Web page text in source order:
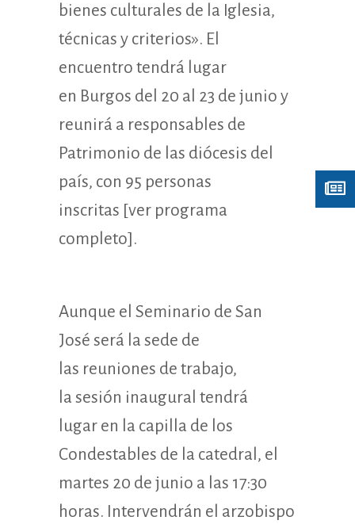
bienes culturales de la Iglesia,
técnicas y criterios». El
encuentro tendrá lugar
en Burgos del 20 al 23 de junio y
reunirá a responsables de
Patrimonio de las diócesis del
país, con 95 personas
inscritas [ver programa
completo] .
Aunque el Seminario de San
José será la sede de
las reuniones de trabajo,
la sesión inaugural tendrá
lugar en la capilla de los
Condestables de la catedral, el
martes 20 de junio a las 17:30
horas. Intervendrán el arzobispo